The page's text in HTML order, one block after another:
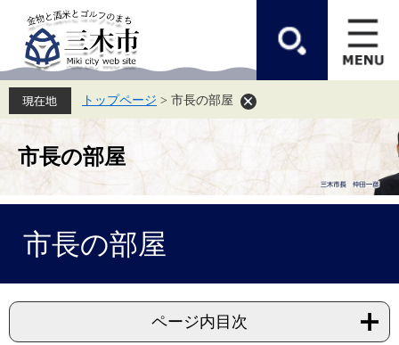
先
頭
す。
を
飛
し
本
トップページ > 市長の部屋
市長の部屋
市長の部屋
ページ内目次